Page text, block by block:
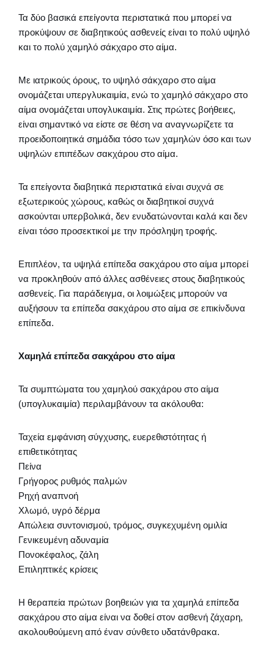
Τα δύο βασικά επείγοντα περιστατικά που μπορεί να
προκύψουν σε διαβητικούς ασθενείς είναι το πολύ υψηλό
και το πολύ χαμηλό σάκχαρο στο αίμα.
Με ιατρικούς όρους, το υψηλό σάκχαρο στο αίμα
ονομάζεται υπεργλυκαιμία, ενώ το χαμηλό σάκχαρο στο
αίμα ονομάζεται υπογλυκαιμία. Στις πρώτες βοήθειες,
είναι σημαντικό να είστε σε θέση να αναγνωρίζετε τα
προειδοποιητικά σημάδια τόσο των χαμηλών όσο και των
υψηλών επιπέδων σακχάρου στο αίμα.
Τα επείγοντα διαβητικά περιστατικά είναι συχνά σε
εξωτερικούς χώρους, καθώς οι διαβητικοί συχνά
ασκούνται υπερβολικά, δεν ενυδατώνονται καλά και δεν
είναι τόσο προσεκτικοί με την πρόσληψη τροφής.
Επιπλέον, τα υψηλά επίπεδα σακχάρου στο αίμα μπορεί
να προκληθούν από άλλες ασθένειες στους διαβητικούς
ασθενείς. Για παράδειγμα, οι λοιμώξεις μπορούν να
αυξήσουν τα επίπεδα σακχάρου στο αίμα σε επικίνδυνα
επίπεδα.
Χαμηλά επίπεδα σακχάρου στο αίμα
Τα συμπτώματα του χαμηλού σακχάρου στο αίμα
(υπογλυκαιμία) περιλαμβάνουν τα ακόλουθα:
Ταχεία εμφάνιση σύγχυσης, ευερεθιστότητας ή
επιθετικότητας
Πείνα
Γρήγορος ρυθμός παλμών
Ρηχή αναπνοή
Χλωμό, υγρό δέρμα
Απώλεια συντονισμού, τρόμος, συγκεχυμένη ομιλία
Γενικευμένη αδυναμία
Πονοκέφαλος, ζάλη
Επιληπτικές κρίσεις
Η θεραπεία πρώτων βοηθειών για τα χαμηλά επίπεδα
σακχάρου στο αίμα είναι να δοθεί στον ασθενή ζάχαρη,
ακολουθούμενη από έναν σύνθετο υδατάνθρακα.